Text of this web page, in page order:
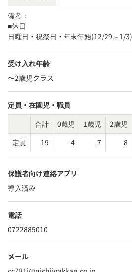
備考：
■休日
日曜日・祝祭日・年末年始(12/29～1/3)
受け入れ年齢
〜2歳児クラス
定員・在園児・職員
合計
0歳児 1歳児 2歳児
定員
19 4 7 8
保護者向け連絡アプリ
導入済み
電話
0722885010
メール